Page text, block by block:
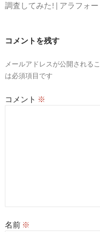
調査してみた! | アラフォ
コメントを残す
メールアドレスが公開される
は必須項目です
コメント ※
名前 ※